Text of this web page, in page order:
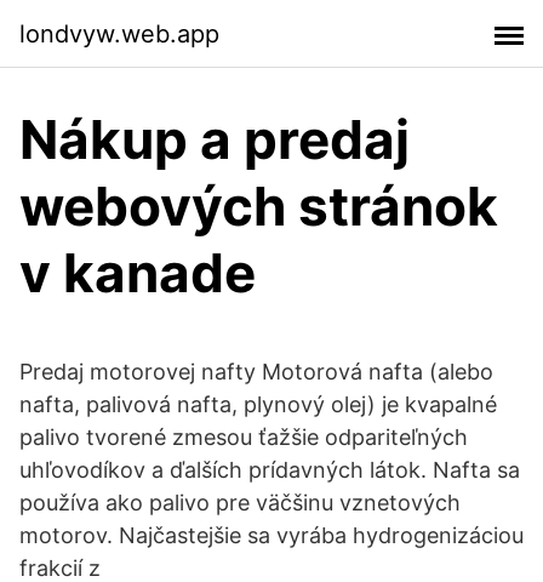
londvyw.web.app
Nákup a predaj
webových stránok
v kanade
Predaj motorovej nafty Motorová nafta (alebo
nafta, palivová nafta, plynový olej) je kvapalné
palivo tvorené zmesou ťažšie odpariteľných
uhľovodíkov a ďalších prídavných látok. Nafta sa
používa ako palivo pre väčšinu vznetových
motorov. Najčastejšie sa vyrába hydrogenizáciou
frakcií z